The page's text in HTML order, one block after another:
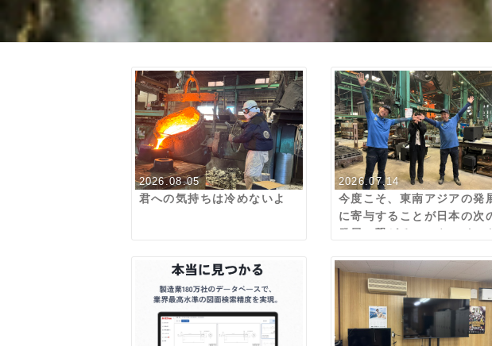
2026.08.05
君への気持ちは冷めないよ
2026.07.14
今度こそ、東南アジアの発
に寄与することが日本の次
発展に繋がる いや、イン